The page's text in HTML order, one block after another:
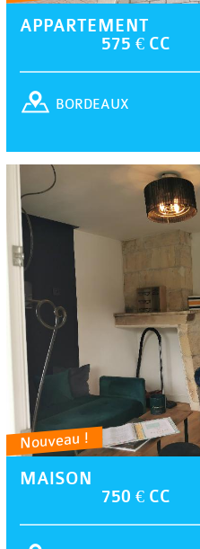
APPARTEMENT
575 € CC
BORDEAUX
Nouveau !
MAISON
750 € CC